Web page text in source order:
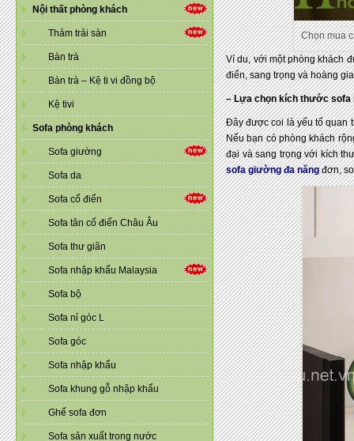
Nội thất phòng khách
Thảm trải sàn
Bàn trà
Bàn trà – Kệ ti vi đồng bộ
Kệ tivi
Sofa phòng khách
Sofa giường
Sofa da
Sofa cổ điển
Sofa tân cổ điển Châu Âu
Sofa thư giãn
Sofa nhập khẩu Malaysia
Sofa bộ
Sofa nỉ góc L
Sofa góc
Sofa nhập khẩu
Sofa khung gỗ nhập khẩu
Ghế sofa đơn
Sofa sản xuất trong nước
Chọn mua
Ví du, với một phòng khách
điển, sang trọng và hoàng
– Lựa chọn kích thước sofa
Đây được coi là yếu tố quan
Nếu bạn có phòng khách
đại và sang trọng với kích
sofa giường đa năngđơn,